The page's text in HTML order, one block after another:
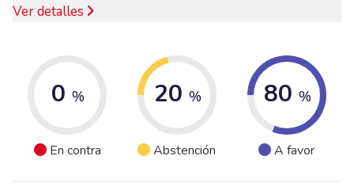
Ver detalles
0 %
En contra
20 %
Abstención
80 %
A favor